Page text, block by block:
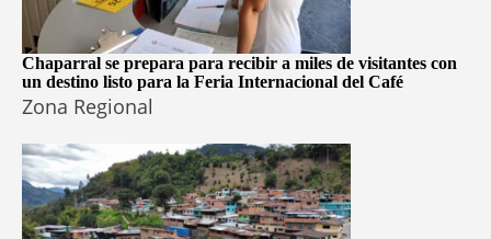
Chaparral se prepara para recibir a miles de visitantes con
un destino listo para la Feria Internacional del Café
Zona Regional